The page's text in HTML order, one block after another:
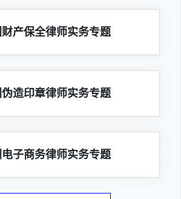
产保全律师实务专题
造印章律师实务专题
子商务律师实务专题